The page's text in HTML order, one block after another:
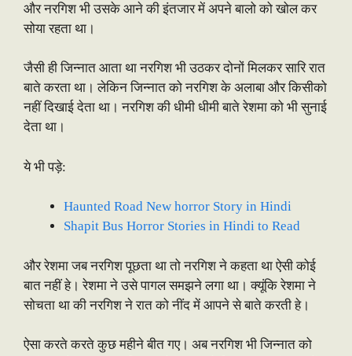
और नरगिश भी उसके आने की इंतजार में अपने बालो को खोल कर
सोया रहता था।
जैसी ही जिन्नात आता था नरगिश भी उठकर दोनों मिलकर सारि रात
बाते करता था। लेकिन जिन्नात को नरगिश के अलाबा और किसीको
नहीं दिखाई देता था। नरगिश की धीमी धीमी बाते रेशमा को भी सुनाई
देता था।
ये भी पड़े:
Haunted Road New horror Story in Hindi
Shapit Bus Horror Stories in Hindi to Read
और रेशमा जब नरगिश पूछता था तो नरगिश ने कहता था ऐसी कोई
बात नहीं हे। रेशमा ने उसे पागल समझने लगा था। क्यूंकि रेशमा ने
सोचता था की नरगिश ने रात को नींद में आपने से बाते करती हे।
ऐसा करते करते कुछ महीने बीत गए। अब नरगिश भी जिन्नात को